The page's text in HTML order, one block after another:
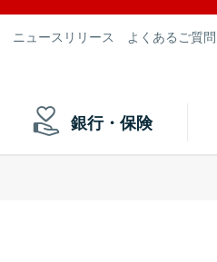
ニュースリリース よくあるご質
銀行・保険